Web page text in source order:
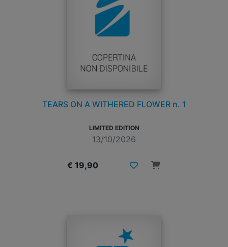
TEARS ON A WITHERED FLOWER n. 1
LIMITED EDITION
13/10/2026
€ 19,90